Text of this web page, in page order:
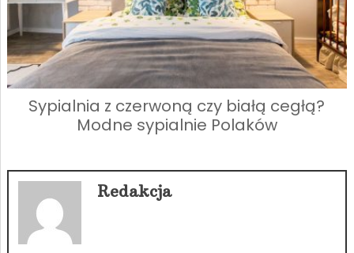
Sypialnia z czerwoną czy białą cegłą?
Modne sypialnie Polaków
Redakcja